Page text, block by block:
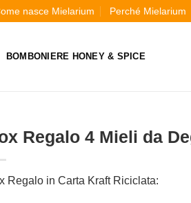
nasce Mielarium Perché Mielarium
BOMBONIERE HONEY & SPICE
Regalo 4 Mieli da
Regalo in Carta Kraft Riciclata: